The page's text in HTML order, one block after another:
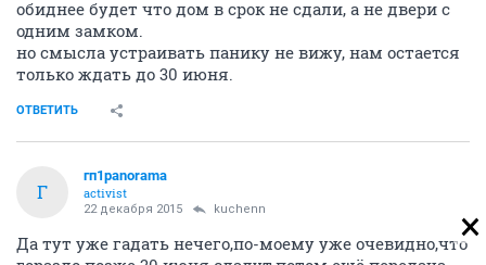
обиднее будет что дом в срок не сдали, а не двери с
одним замком.
но смысла устраивать панику не вижу, нам остается
только ждать до 30 июня.
ОТВЕТИТЬ
Г
гп1panorama
activist
22 декабря 2015 kuchenn
Да тут уже гадать нечего,по-моему уже очевидно,что